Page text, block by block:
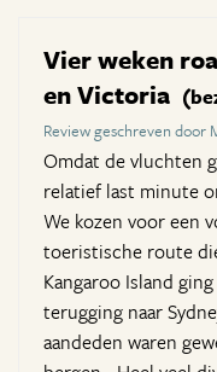
Vier weken
en Victoria
Review geschreven door
Omdat de vluchten
relatief last minute
We kozen voor een
toeristische route
Kangaroo Island
terugging naar
aandeden waren